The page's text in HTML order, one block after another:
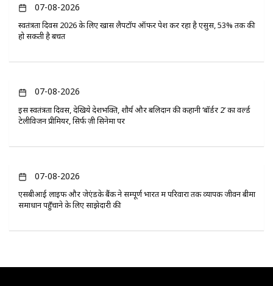
07-08-2026
स्वतंत्रता दिवस 2026 के लिए खास लैपटॉप ऑफर पेश कर रहा है एसुस, 53% तक की
हो सकती है बचत
07-08-2026
इस स्वतंत्रता दिवस, देखिये देशभक्ति, शौर्य और बलिदान की कहानी ‘बॉर्डर 2’ का वर्ल्ड
टेलीविजन प्रीमियर, सिर्फ ज़ी सिनेमा पर
07-08-2026
एसबीआई लाइफ और जेएंडके बैंक ने सम्पूर्ण भारत में परिवारों तक व्यापक जीवन बीमा
समाधान पहुँचाने के लिए साझेदारी की